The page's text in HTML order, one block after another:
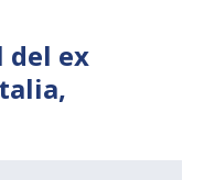
del ex